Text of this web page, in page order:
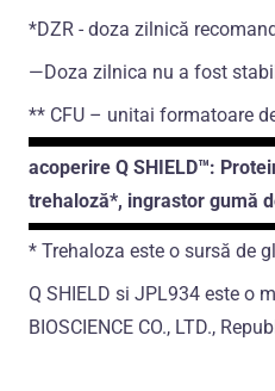
*DZR - doza zilnică
―Doza zilnica nu a fost
** CFU – unitai formatoare
аcoperire Q SHIELD™:
trehaloză*, ingrastor gumă
* Trehaloza este o sursă de
Q SHIELD si JPL934 este o
BIOSCIENCE CO., LTD.,